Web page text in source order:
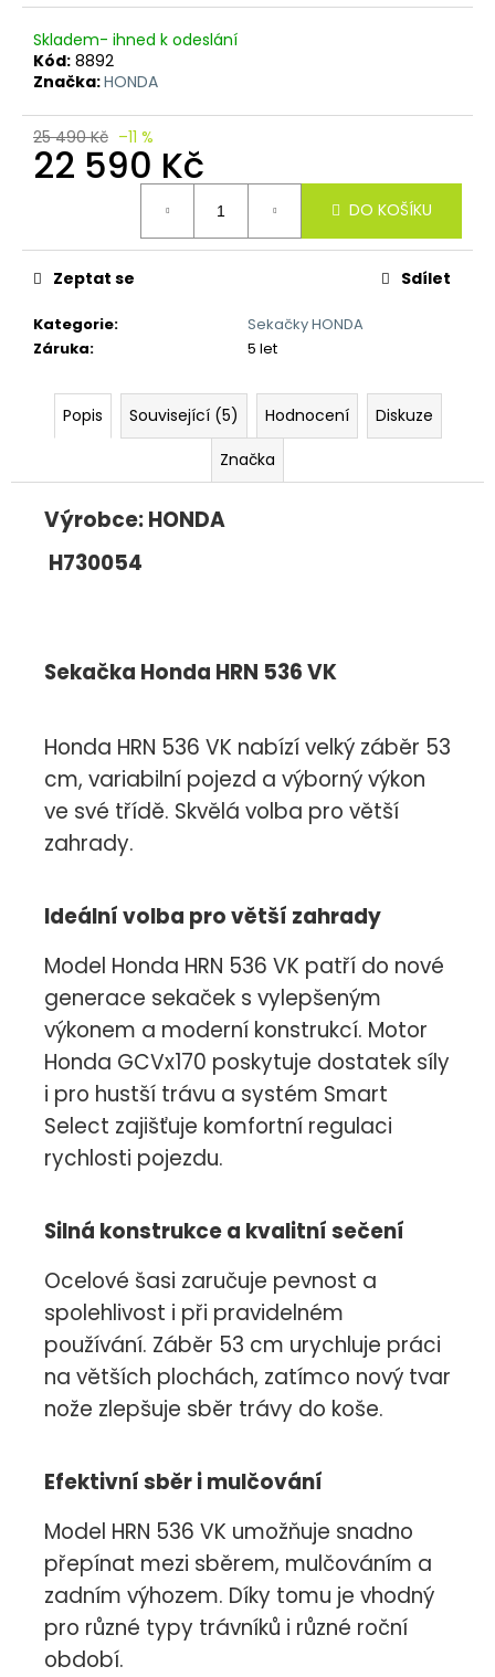
Skladem- ihned k odeslání
Kód: 8892
Značka:HONDA
25 490 Kč –11 %
22 590 Kč
DO KOŠÍKU
Kategorie:
Sekačky HONDA
Záruka: 5 let
Zeptat se Sdílet
Popis Související (5) Hodnocení
Diskuze
Značka
Výrobce: HONDA
H730054
Sekačka Honda HRN 536 VK
Honda HRN 536 VK nabízí velký záběr 53
cm, variabilní pojezd a výborný výkon
ve své třídě. Skvělá volba pro větší
zahrady.
Ideální volba pro větší zahrady
Model Honda HRN 536 VK patří do nové
generace sekaček s vylepšeným
výkonem a moderní konstrukcí. Motor
Honda GCVx170 poskytuje dostatek síly
i pro hustší trávu a systém Smart
Select zajišťuje komfortní regulaci
rychlosti pojezdu.
Silná konstrukce a kvalitní sečení
Ocelové šasi zaručuje pevnost a
spolehlivost i při pravidelném
používání. Záběr 53 cm urychluje práci
na větších plochách, zatímco nový tvar
nože zlepšuje sběr trávy do koše.
Efektivní sběr i mulčování
Model HRN 536 VK umožňuje snadno
přepínat mezi sběrem, mulčováním a
zadním výhozem. Díky tomu je vhodný
pro různé typy trávníků i různé roční
období.